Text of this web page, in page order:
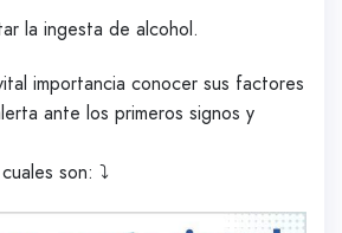
la ingesta de alcohol.
importancia conocer sus factores
ante los primeros signos y
son: ⤵️